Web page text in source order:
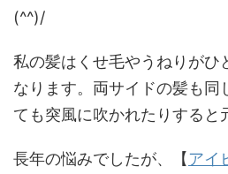
(^^)/
私の髪はくせ毛やうねりがひ
なります。両サイドの髪も同
ても突風に吹かれたりする
長年の悩みでしたが、【アイ